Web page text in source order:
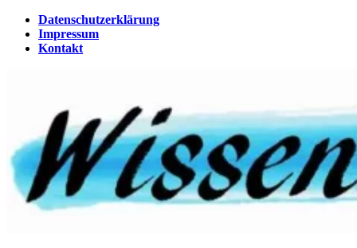
Zum
Inhalt
springen
Datenschutzerklärung
Impressum
Kontakt